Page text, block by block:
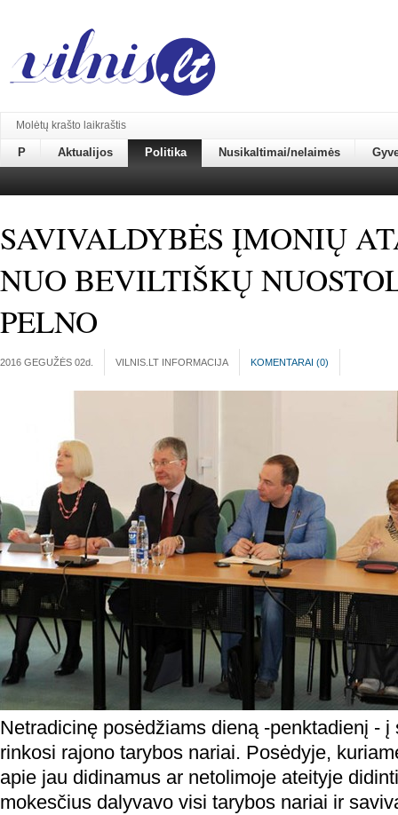
Molėtų krašto laikraštis
P Aktualijos Politika Nusikaltimai/nelaimės
SAVIVALDYBĖS ĮMONIŲ
NUO BEVILTIŠKŲ
PELNO
2016 GEGUŽĖS 02d. VILNIS.LT INFORMACIJA KOMENTARAI (0)
Netradicinę posėdžiams dieną -penktadienį -
rinkosi rajono tarybos nariai. Posėdyje,
apie jau didinamus ar netolimoje ateityje
mokesčius dalyvavo visi tarybos nariai ir